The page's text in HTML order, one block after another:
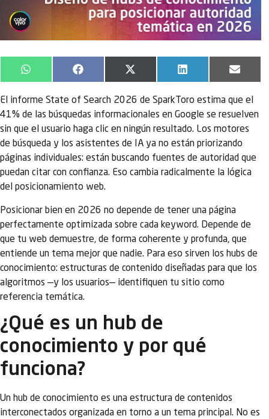
WhatsApp Facebook
X
(Twitter)
LinkedIn Email
El informe State of Search 2026 de SparkToro estima que el
41% de las búsquedas informacionales en Google se resuelven
sin que el usuario haga clic en ningún resultado. Los motores
de búsqueda y los asistentes de IA ya no están priorizando
páginas individuales: están buscando fuentes de autoridad que
puedan citar con confianza. Eso cambia radicalmente la lógica
del posicionamiento web.
Posicionar bien en 2026 no depende de tener una página
perfectamente optimizada sobre cada keyword. Depende de
que tu web demuestre, de forma coherente y profunda, que
entiende un tema mejor que nadie. Para eso sirven los hubs de
conocimiento: estructuras de contenido diseñadas para que los
algoritmos —y los usuarios— identifiquen tu sitio como
referencia temática.
¿Qué es un hub de
conocimiento y por qué
funciona?
Un hub de conocimiento es una estructura de contenidos
interconectados organizada en torno a un tema principal. No es